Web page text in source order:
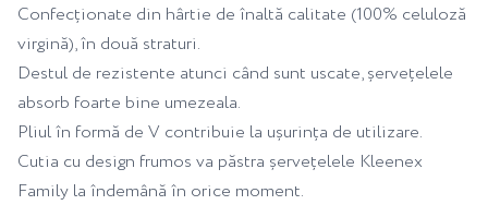
Confecționate din hârtie de înaltă calitate (100% celuloză
virgină), în două straturi.
Destul de rezistente atunci când sunt uscate, șervețelele
absorb foarte bine umezeala.
Pliul în formă de V contribuie la ușurința de utilizare.
Cutia cu design frumos va păstra șervețelele Kleenex
Family la îndemână în orice moment.